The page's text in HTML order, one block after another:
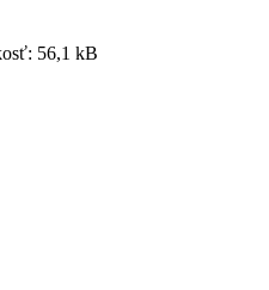
56,1 kB